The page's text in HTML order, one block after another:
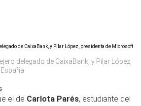
delegado de CaixaBank, y Pilar López,
el de Carlota Parés, estudiante del